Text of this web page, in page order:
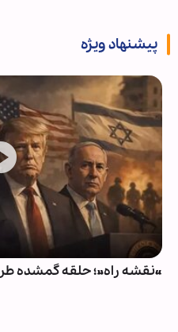
پیشنهاد ویژه
«نقشه راه»؛ حلقه گمشده